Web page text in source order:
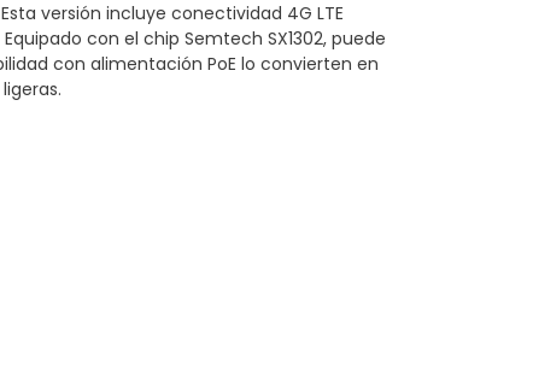
versión incluye conectividad 4G LTE
con el chip Semtech SX1302, puede
con alimentación PoE lo convierten en